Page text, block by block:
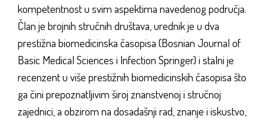
kompetentnost u svim aspektima navedenog područja.
Član je brojnih stručnih društava, urednik je u dva
prestižna biomedicinska časopisa (Bosnian Journal of
Basic Medical Sciences i Infection Springer) i stalni je
recenzent u više prestižnih biomedicinskih časopisa što
ga čini prepoznatljivim široj znanstvenoj i stručnoj
zajednici, a obzirom na dosadašnji rad, znanje i iskustvo,